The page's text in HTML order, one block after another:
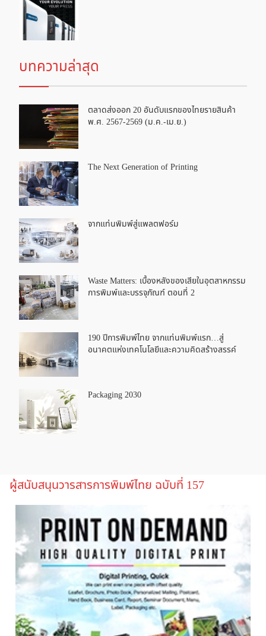
บทความล่าสุด
ตลาดส่งออก 20 อันดับแรกของไทยรายสินค้า
พ.ศ. 2567-2569 (ม.ค.-เม.ย.)
The Next Generation of Printing
จากแท่นพิมพ์สู่แพลตฟอร์ม
Waste Matters: เบื้องหลังของเสียในอุตสาหกรรม
การพิมพ์และบรรจุภัณฑ์ ตอนที่ 2
190 ปีการพิมพ์ไทย จากแท่นพิมพ์แรก…สู่
อนาคตแห่งเทคโนโลยีและความคิดสร้างสรรค์
Packaging 2030
ผู้สนับสนุนวารสารการพิมพ์ไทย ฉบับที่ 157